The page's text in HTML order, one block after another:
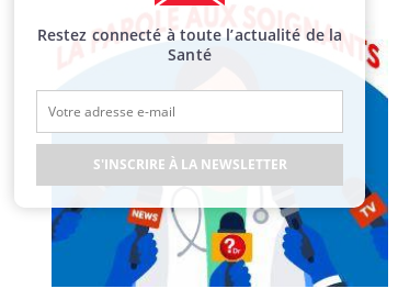
Restez connecté à toute l’actualité de la
Santé
S'INSCRIRE À LA NEWSLETTER